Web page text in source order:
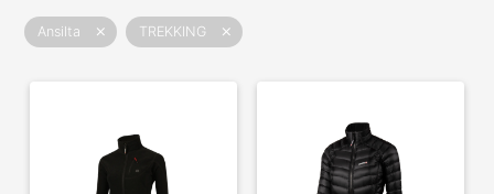
Ansilta close TREKKING close